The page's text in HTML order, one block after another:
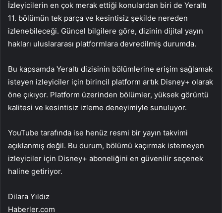
İzleyicilerin en çok merak ettiği konulardan biri de Yeraltı
11. bölümün tek parça ve kesintisiz şekilde nereden
izlenebileceği. Güncel bilgilere göre, dizinin dijital yayın
hakları uluslararası platformlara devredilmiş durumda.
Bu kapsamda Yeraltı dizisinin bölümlerine erişim sağlamak
isteyen izleyiciler için birincil platform artık Disney+ olarak
öne çıkıyor. Platform üzerinden bölümler, yüksek görüntü
kalitesi ve kesintisiz izleme deneyimiyle sunuluyor.
YouTube tarafında ise henüz resmi bir yayın takvimi
açıklanmış değil. Bu durum, bölümü kaçırmak istemeyen
izleyiciler için Disney+ aboneliğini en güvenilir seçenek
haline getiriyor.
Dilara Yıldız
Haberler.com